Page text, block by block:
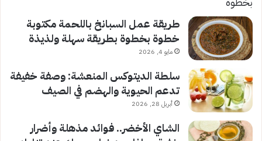
طريقة عمل السبانخ باللحمة مكتوبة
خطوة بخطوة بطريقة سهلة ولذيذة
مايو 4, 2026
سلطة الديتوكس المنعشة: وصفة خفيفة
تدعم الحيوية والهضم في الصيف
أبريل 28, 2026
الشاي الأخضر.. فوائد مذهلة وأضرار